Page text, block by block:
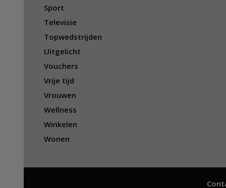
Sport
Televisie
Topwedstrijden
Uitgelicht
Vouchers
Vrije tijd
Vrouwen
Wellness
Winkelen
Wonen